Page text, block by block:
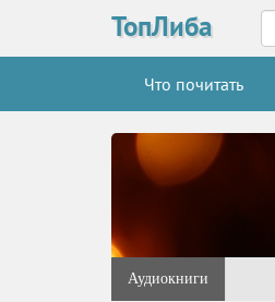
ТопЛиба
Что почитать
Аудиокниги